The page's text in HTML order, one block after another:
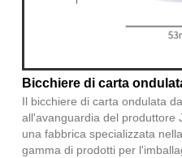
Bicchiere di carta
Il bicchiere di carta ondulata
all'avanguardia del produttore
una fabbrica specializzata
gamma di prodotti per